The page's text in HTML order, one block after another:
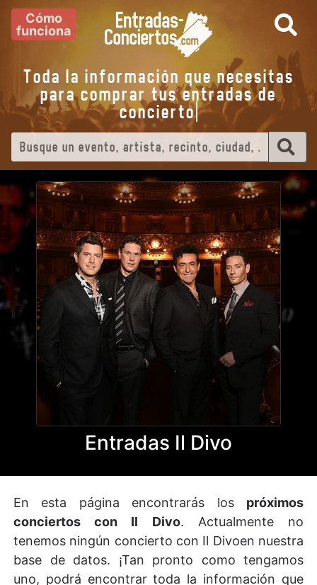
Cómo
funciona
Toda la información que necesitas
para comprar tus entradas de
concier
Entradas Il Divo
En esta página encontrarás los próximos
conciertos con Il Divo. Actualmente no
tenemos ningún concierto con Il Divoen nuestra
base de datos. ¡Tan pronto como tengamos
uno, podrá encontrar toda la información que